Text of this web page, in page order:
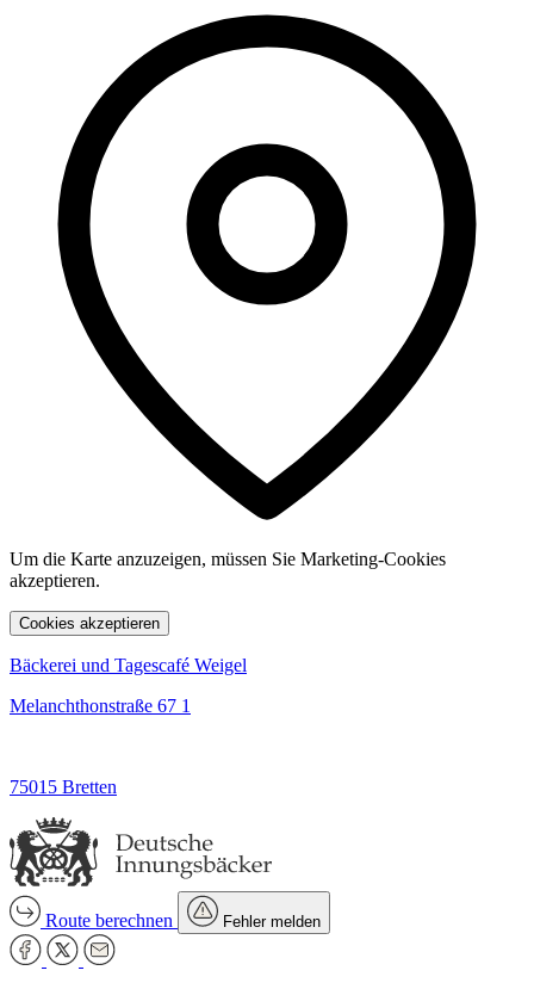
Um die Karte anzuzeigen, müssen Sie Marketing-Cookies
akzeptieren.
Cookies akzeptieren
Bäckerei und Tagescafé Weigel
Melanchthonstraße 67 1
75015 Bretten
Route berechnen Fehler melden